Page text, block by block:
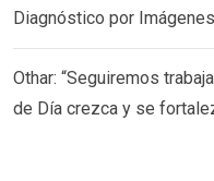
Diagnóstico por Imágenes
Othar: “Seguiremos
de Día crezca y se